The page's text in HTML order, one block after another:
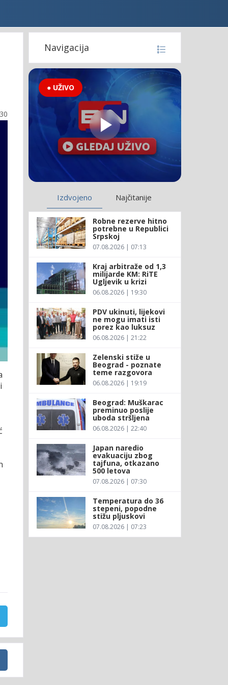
Navigacija
● UŽIVO
Izdvojeno Najčitanije
Robne rezerve hitno
potrebne u Republici
Srpskoj
07.08.2026 | 07:13
Kraj arbitraže od 1,3
milijarde KM: RiTE
Ugljevik u krizi
06.08.2026 | 19:30
PDV ukinuti, lijekovi
ne mogu imati isti
porez kao luksuz
06.08.2026 | 21:22
Zelenski stiže u
Beograd - poznate
teme razgovora
06.08.2026 | 19:19
Beograd: Muškarac
preminuo poslije
uboda stršljena
06.08.2026 | 22:40
Japan naredio
evakuaciju zbog
tajfuna, otkazano
500 letova
07.08.2026 | 07:30
Temperatura do 36
stepeni, popodne
stižu pljuskovi
07.08.2026 | 07:23